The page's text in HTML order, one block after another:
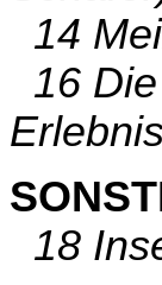
14
16
18